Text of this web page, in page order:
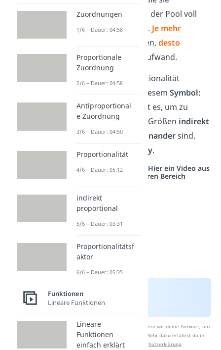
benötigen,
bis der Pool voll
mit Wasser ist. Je mehr
Wasserpumpen,desto
weniger
Zeitaufwand.
Indirekte Proportionalität
du an diesemSymbol:
∼. Du verwendest es, um zu
zeigen, dass zwei Größen indirekt
proportional zueinandersind.
Zum Beispiel:
x ∼ y.
Studyflix vernetzt: Hier ein Video aus
einem anderen Bereich
Nach Beantwortung speichern wir deine Antwort, um
Studyflix zu verbessern. Mehr dazu erfährst du in
unserer
Datenschutzerklärung.
Zuordnungen
1/6 – Dauer: 04:58
Proportionale
Zuordnung
2/6 – Dauer: 04:58
Antiproportional
e Zuordnung
3/6 – Dauer: 04:50
Proportionalität
4/6 – Dauer: 05:12
indirekt
proportional
5/6 – Dauer: 03:31
Proportionalitätsf
aktor
6/6 – Dauer: 05:35
Funktionen
Lineare Funktionen
Lineare
Funktionen
einfach erklärt